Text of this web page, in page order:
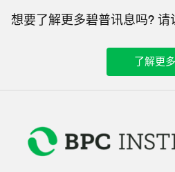
想要了解更多碧普讯息吗?
了解更多